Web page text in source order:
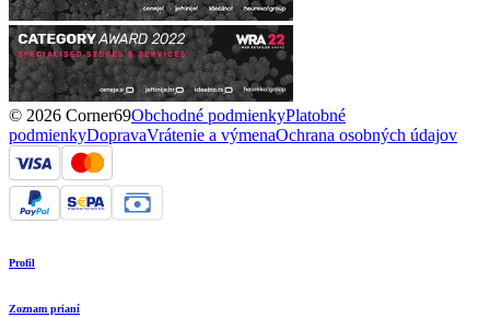
© 2026 Corner69Obchodné podmienkyPlatobné
podmienkyDopravaVrátenie a výmenaOchrana osobných údajov
Profil
Zoznam prianí